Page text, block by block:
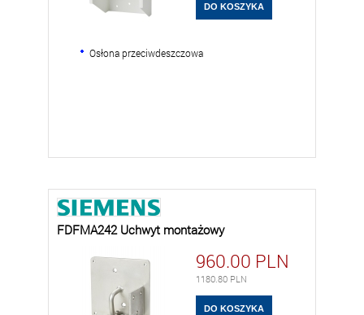
Osłona przeciwdeszczowa
FDFMA242 Uchwyt montażowy
960.00 PLN
1180.80 PLN